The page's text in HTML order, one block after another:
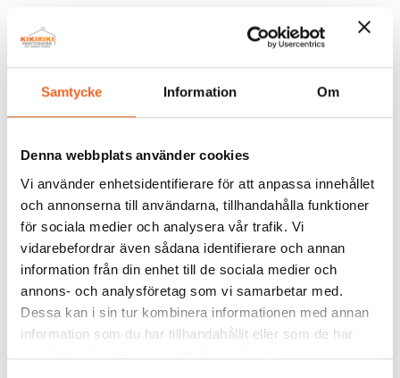
Samtycke Information Om
Denna webbplats använder cookies
Vi använder enhetsidentifierare för att anpassa innehållet
och annonserna till användarna, tillhandahålla funktioner
för sociala medier och analysera vår trafik. Vi
vidarebefordrar även sådana identifierare och annan
information från din enhet till de sociala medier och
annons- och analysföretag som vi samarbetar med.
Dessa kan i sin tur kombinera informationen med annan
information som du har tillhandahållit eller som de har
samlat in när du har använt deras tjänster.
Vikt: 17,5 kg
Andra köpte även till
Bildgalleri för denna produkt